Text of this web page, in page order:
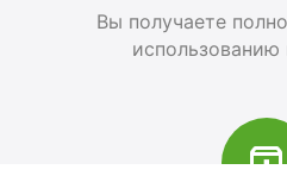
Вы получаете
использованию